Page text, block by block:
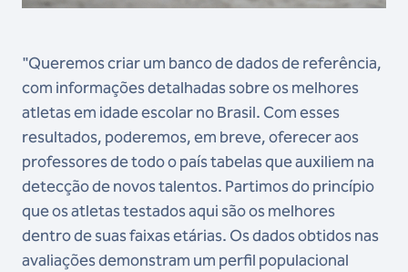
"Queremos criar um banco de dados de referência,
com informações detalhadas sobre os melhores
atletas em idade escolar no Brasil. Com esses
resultados, poderemos, em breve, oferecer aos
professores de todo o país tabelas que auxiliem na
detecção de novos talentos. Partimos do princípio
que os atletas testados aqui são os melhores
dentro de suas faixas etárias. Os dados obtidos nas
avaliações demonstram um perfil populacional